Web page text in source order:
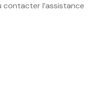
contacter l’assistance